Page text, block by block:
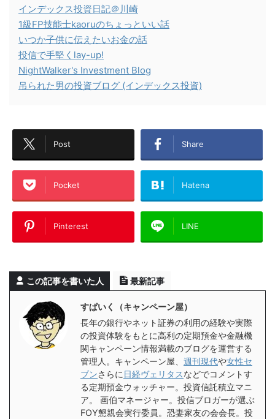
インデックス投資日記＠川崎
1級FP技能士kaoruのちょっといい話
いつか子供に伝えたいお金の話
投信で手堅くlay-up!
NightWalker's Investment Blog
吊られた男の投資ブログ (インデックス投資)
Post Share
Pocket Hatena
Pinterest LINE
この記事を書いた人 最新記事
すぱいく（キャンペーン屋）
長年の銀行やネット証券の利用の経験や実際
の投資体験をもとに高利の定期預金や金融機
関キャンペーン情報満載のブログを運営する
管理人。キャンペーン屋、 週刊現代や女性セ
ブンさらに 日経ヴェリタスなどでコメントす
る定期預金ウォッチャー。投資信託積立マニ
ア。 画伯マネージャー。投信ブロガーが選ぶ
FOY懇親会実行委員。恐妻家友の会会長。投